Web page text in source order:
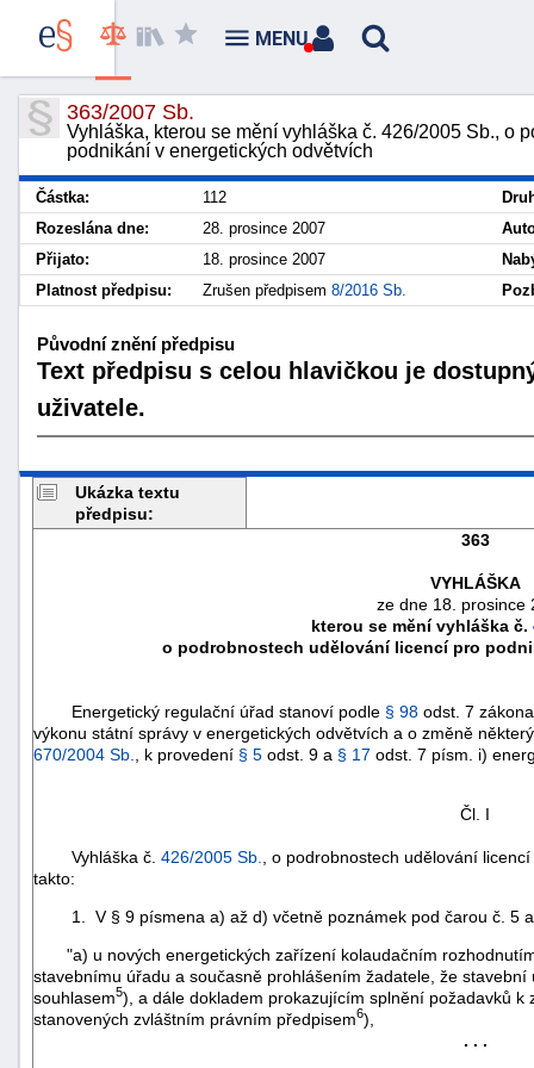
363/2007 Sb.
Vyhláška, kterou se mění vyhláška č. 426/2005 Sb., o
podnikání v energetických odvětvích
Částka: 112
Rozeslána dne:
28. prosince 2007
Přijato:
18. prosince 2007
Platnost předpisu:
Zrušen předpisem 8/2016 Sb.
Původní znění předpisu
Text předpisu s celou hlavičkou je
uživatele.
Ukázka textu
předpisu:
363
VYHLÁŠKA
ze dne 18. prosince
kterou se mění vyhláška č.
o podrobnostech udělování licencí pro
Energetický regulační úřad stanoví podle § 98 odst. 7
výkonu státní správy v energetických odvětvích a o změně
670/2004 Sb.
, k provedení § 5 odst. 9 a § 17 odst. 7 písm. i)
Čl. I
Vyhláška č. 426/2005 Sb.
, o podrobnostech udělování
takto:
1. V § 9 písmena a) až d) včetně poznámek pod čarou č. 5
"a) u nových energetických zařízení kolaudačním
stavebnímu úřadu a současně prohlášením žadatele, že
souhlasem5), a dále dokladem prokazujícím splnění požadavků
stanovených zvláštním právním předpisem6),
. . .
MENU